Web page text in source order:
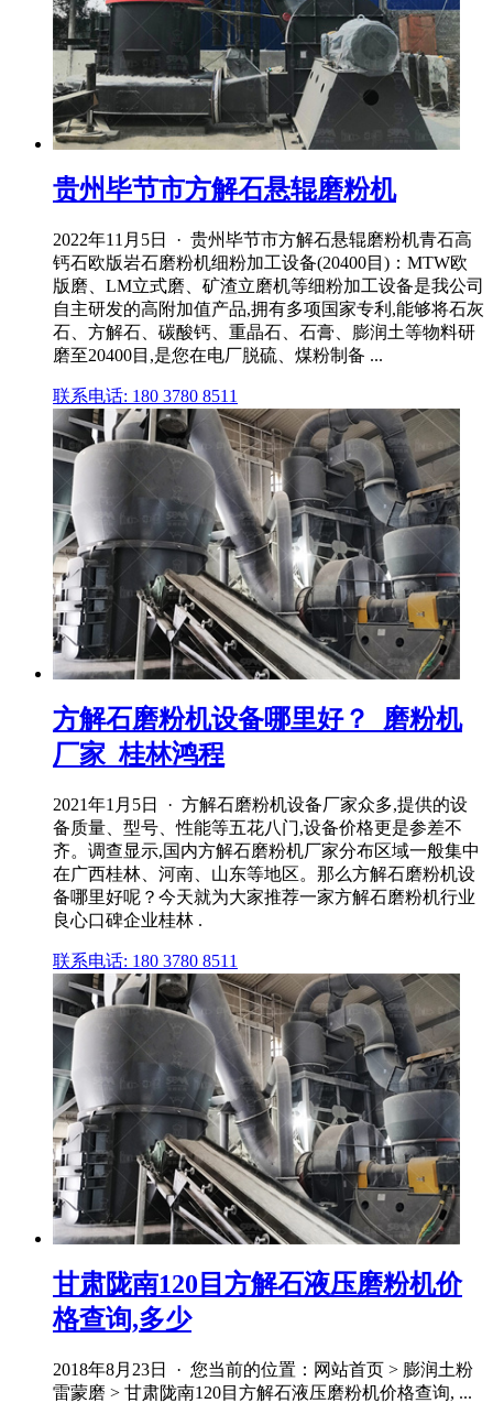
贵州毕节市方解石悬辊磨粉机
2022年11月5日 · 贵州毕节市方解石悬辊磨粉机青石高
钙石欧版岩石磨粉机细粉加工设备(20400目)：MTW欧
版磨、LM立式磨、矿渣立磨机等细粉加工设备是我公司
自主研发的高附加值产品,拥有多项国家专利,能够将石灰
石、方解石、碳酸钙、重晶石、石膏、膨润土等物料研
磨至20400目,是您在电厂脱硫、煤粉制备 ...
联系电话: 180 3780 8511
方解石磨粉机设备哪里好？_磨粉机
厂家_桂林鸿程
2021年1月5日 · 方解石磨粉机设备厂家众多,提供的设
备质量、型号、性能等五花八门,设备价格更是参差不
齐。调查显示,国内方解石磨粉机厂家分布区域一般集中
在广西桂林、河南、山东等地区。那么方解石磨粉机设
备哪里好呢？今天就为大家推荐一家方解石磨粉机行业
良心口碑企业桂林 .
联系电话: 180 3780 8511
甘肃陇南120目方解石液压磨粉机价
格查询,多少
2018年8月23日 · 您当前的位置：网站首页 > 膨润土粉
雷蒙磨 > 甘肃陇南120目方解石液压磨粉机价格查询, ...